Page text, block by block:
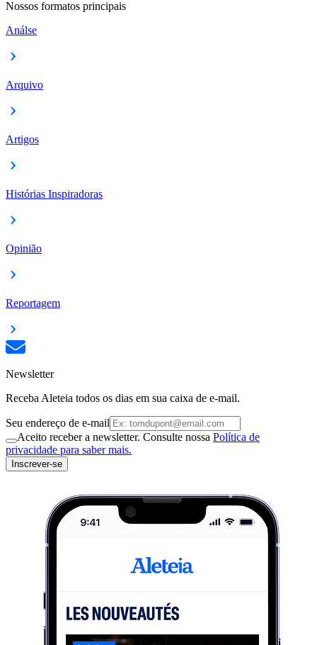
Nossos formatos principais
Análse
Arquivo
Artigos
Histórias Inspiradoras
Opinião
Reportagem
Newsletter
Receba Aleteia todos os dias em sua caixa de e-mail.
Seu endereço de e-mail
Aceito receber a newsletter. Consulte nossa Política de
privacidade para saber mais.
Inscrever-se